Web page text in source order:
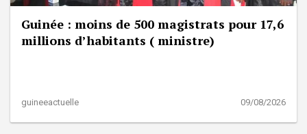
Guinée : moins de 500 magistrats pour 17,6
millions d’habitants ( ministre)
guineeactuelle 09/08/2026